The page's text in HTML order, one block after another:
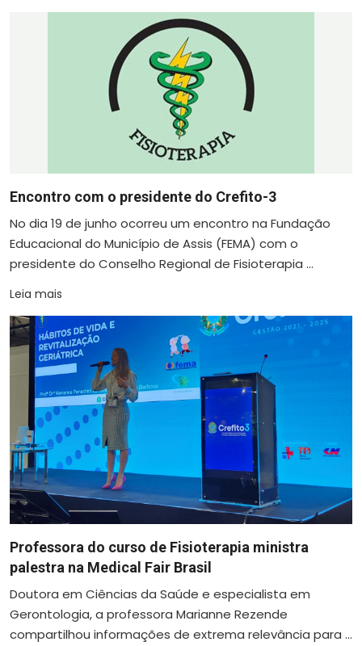
Encontro com o presidente do Crefito-3
No dia 19 de junho ocorreu um encontro na Fundação
Educacional do Município de Assis (FEMA) com o
presidente do Conselho Regional de Fisioterapia ...
Leia mais
Professora do curso de Fisioterapia ministra
palestra na Medical Fair Brasil
Doutora em Ciências da Saúde e especialista em
Gerontologia, a professora Marianne Rezende
compartilhou informações de extrema relevância para ...